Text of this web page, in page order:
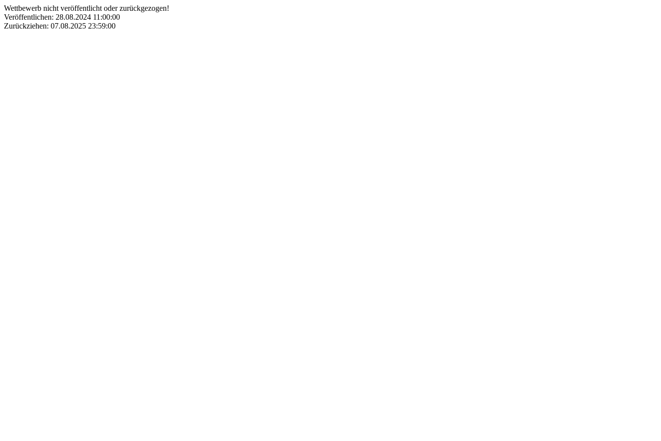
Wettbewerb nicht veröffentlicht oder zurückgezogen!
Veröffentlichen: 28.08.2024 11:00:00
Zurückziehen: 07.08.2025 23:59:00